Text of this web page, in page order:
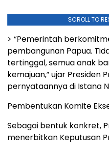
SCROLL TO
> “Pemerintah
pembangunan Papua.
tertinggal, semua anak
kemajuan,” ujar Presiden
pernyataannya di Istana
Pembentukan Komite
Sebagai bentuk konkret,
menerbitkan Keputusan